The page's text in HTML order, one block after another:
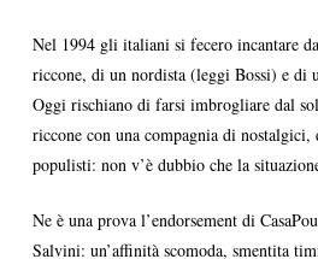
Nel 1994 gli italiani si fecero incantare
riccone, di un nordista (leggi Bossi) e di
Oggi rischiano di farsi imbrogliare dal
riccone con una compagnia di
populisti: non v’è dubbio che la
Ne è una prova l’endorsement di
Salvini: un’affinità scomoda, smentita